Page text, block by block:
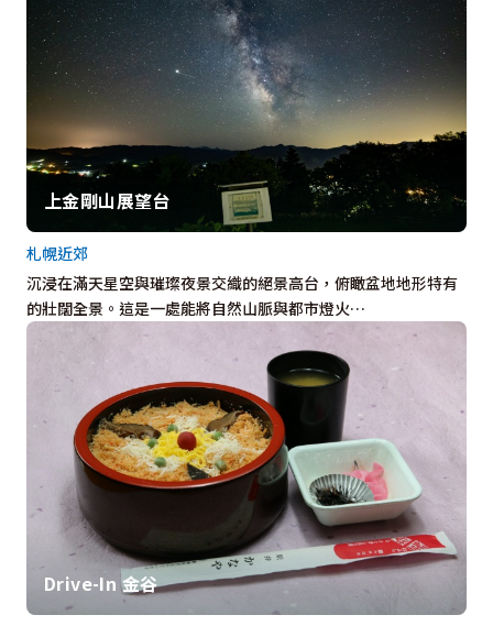
上金剛山展望台
沉浸在滿天星空與璀璨夜景交織的絕景高台，俯瞰盆地地形特有
的壯闊全景。這是一處能將自然山脈與都市燈火…
札幌近郊
Drive-In 金谷